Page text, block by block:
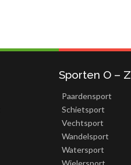
Sporten O – Z
Paardensport
Schietsport
Vechtsport
Wandelsport
Watersport
Wielersport